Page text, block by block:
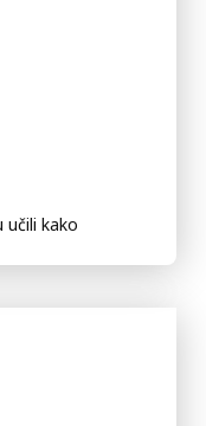
učili kako